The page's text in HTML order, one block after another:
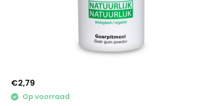
€2,79
Op voorraad